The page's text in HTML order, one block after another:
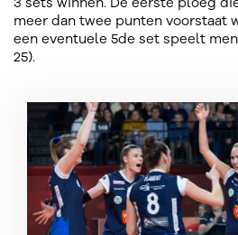
meer dan twee punten voorstaat
een eventuele 5de set speelt men
25).